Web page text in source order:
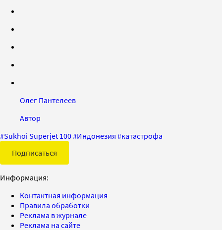
Олег Пантелеев
Автор
#Sukhoi Superjet 100#Индонезия #катастрофа
Подписаться
Информация:
Контактная информация
Правила обработки
Реклама в журнале
Реклама на сайте